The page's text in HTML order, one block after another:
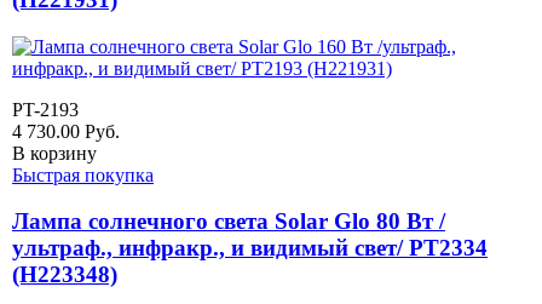
PT-2193
4 730.00 Руб.
В корзину
Быстрая покупка
Лампа солнечного света Solar Glo 80 Вт /
ультраф., инфракр., и видимый свет/ PT2334
(H223348)